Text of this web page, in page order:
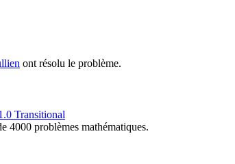
ont résolu le problème.
4000 problèmes mathématiques.